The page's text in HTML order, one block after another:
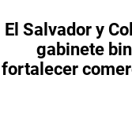
El Salvador y
gabinete
fortalecer